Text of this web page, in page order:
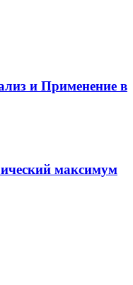
и Применение в
максимум